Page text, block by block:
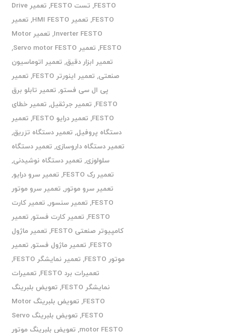
FESTO
, تست FESTO ,
تعمیر Drive
FESTO
, تعمیر HMI FESTO , تعمیر
Inverter FESTO
,
تعمیر Motor
FESTO
, تعمیر Servo motor FESTO
,
تعمیر ابزار دقیق, تعمیر اتوماسیون
صنعتی, تعمیر اینورتر FESTO , تعمیر
پی ال سی فستو, تعمیر تابلو برق
FESTO
, تعمیر جرثقیل, تعمیر خطای
FESTO
, تعمیر درایو FESTO , تعمیر
دستگاه پروفیل, تعمیر دستگاه تزریق,
تعمیر دستگاه داروسازی, تعمیر دستگاه
سلولوزی, تعمیر دستگاه نوشیدنی,
تعمیر رک FESTO
, تعمیر سرو درایو,
تعمیر سرو موتور, تعمیر سرو موتور
FESTO
, تعمیر سنسور, تعمیر کارت
FESTO
, تعمیر کارت فستو, تعمیر
کامپیوتر صنعتی FESTO
, تعمیر ماژول
FESTO
, تعمیر ماژول فستو, تعمیر
موتور FESTO
, تعمیر نمایشگر FESTO
,
تعمیرات برد FESTO
, تعمیرات
نمایشگر FESTO
, تعویض بلبرینگ
FESTO
,
تعویض بلبرینگ Motor
FESTO
,
تعویض بلبرینگ Servo
motor FESTO
, تعویض بلبرینگ موتور